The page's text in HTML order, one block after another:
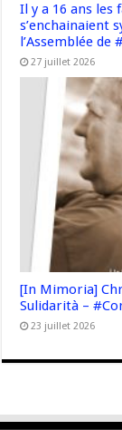
Il y a 16 ans
s’enchainaient
l’Assemblée de
27 juillet 2026
[In Mimoria]
Sulidarità –
23 juillet 2026